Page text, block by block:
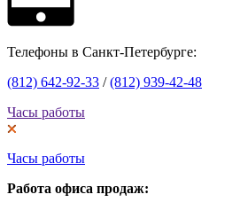
Телефоны в Санкт-Петербурге:
(812) 642-92-33 /(812) 939-42-48
Часы работы
Часы работы
Работа офиса продаж: